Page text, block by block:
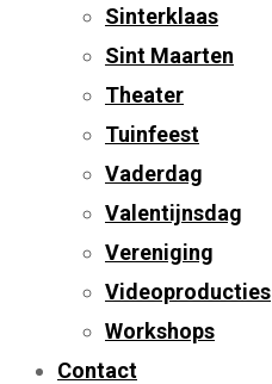
Sinterklaas
Sint Maarten
Theater
Tuinfeest
Vaderdag
Valentijnsdag
Vereniging
Videoproducties
Workshops
Contact